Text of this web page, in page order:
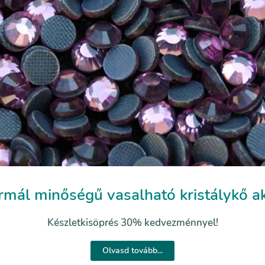
minőségű vasalható kristálykő
Készletkisöprés 30% kedvezménnyel!
Olvasd tovább...